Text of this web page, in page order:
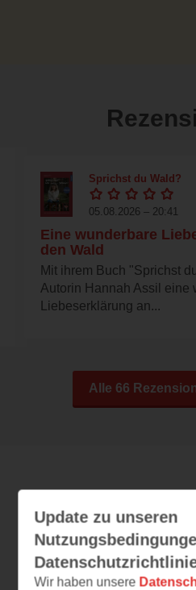
Sprichst du Wald?
05.08.2026 – 20:41
Eine wunderbare
den Wald
Mit ihrem Buch "Sprichst
Autorin Hannah Assil eine
Liebeserklärung an...
Alle 66
15 Entscheidungen,
verlängern
Update zu unseren
Wir haben unsere